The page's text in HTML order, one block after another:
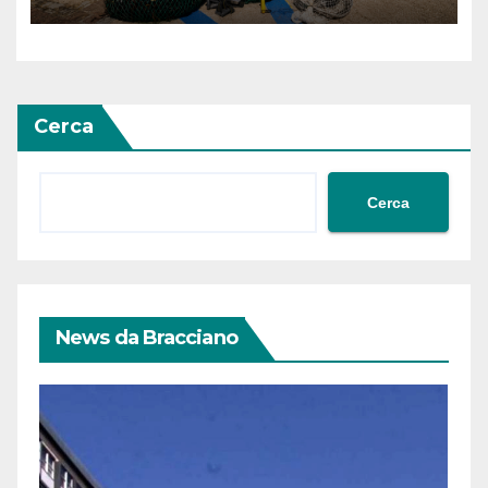
Cerca
Cerca
News da Bracciano